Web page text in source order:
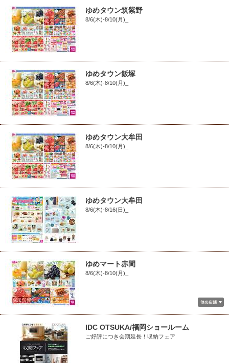
ゆめタウン筑紫野
8/6(木)-8/10(月)_
ゆめタウン飯塚
8/6(木)-8/10(月)_
ゆめタウン大牟田
8/6(木)-8/10(月)_
ゆめタウン大牟田
8/6(木)-8/16(日)_
ゆめマート赤間
8/6(木)-8/10(月)_
IDC OTSUKA/福岡ショールーム
ご好評につき会期延長！収納フェア